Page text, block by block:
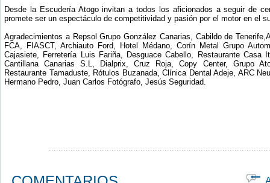
Desde la Escudería Atogo invitan a todos los aficionados a seguir de
promete ser un espectáculo de competitividad y pasión por el motor en el
Agradecimientos a Repsol Grupo González Canarias, Cabildo de
FCA, FIASCT, Archiauto Ford, Hotel Médano, Corín Metal Grupo
Cajasiete, Ferretería Luis Fariña, Desguace Cabello, Restaurante Casa
Cantillana Canarias S.L, Dialprix, Cruz Roja, Copy Center, Grupo
Restaurante Tamaduste, Rótulos Buzanada, Clínica Dental Adeje, ARC
Hermano Pedro, Juan Carlos Fotógrafo, Jesús Seguridad.